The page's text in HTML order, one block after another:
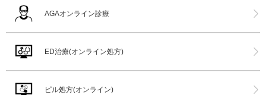
AGAオンライン診療
ED治療(オンライン処方)
ピル処方(オンライン)